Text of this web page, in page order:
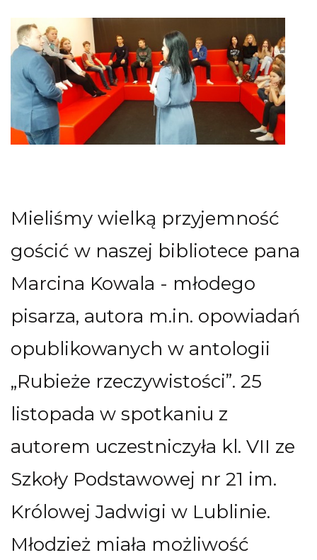
Mieliśmy wielką przyjemność
gościć w naszej bibliotece pana
Marcina Kowala - młodego
pisarza, autora m.in. opowiadań
opublikowanych w antologii
„Rubieże rzeczywistości”. 25
listopada w spotkaniu z
autorem uczestniczyła kl. VII ze
Szkoły Podstawowej nr 21 im.
Królowej Jadwigi w Lublinie.
Młodzież miała możliwość